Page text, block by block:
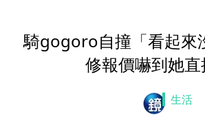
騎gogoro自撞「看起
修報價嚇到她
生活